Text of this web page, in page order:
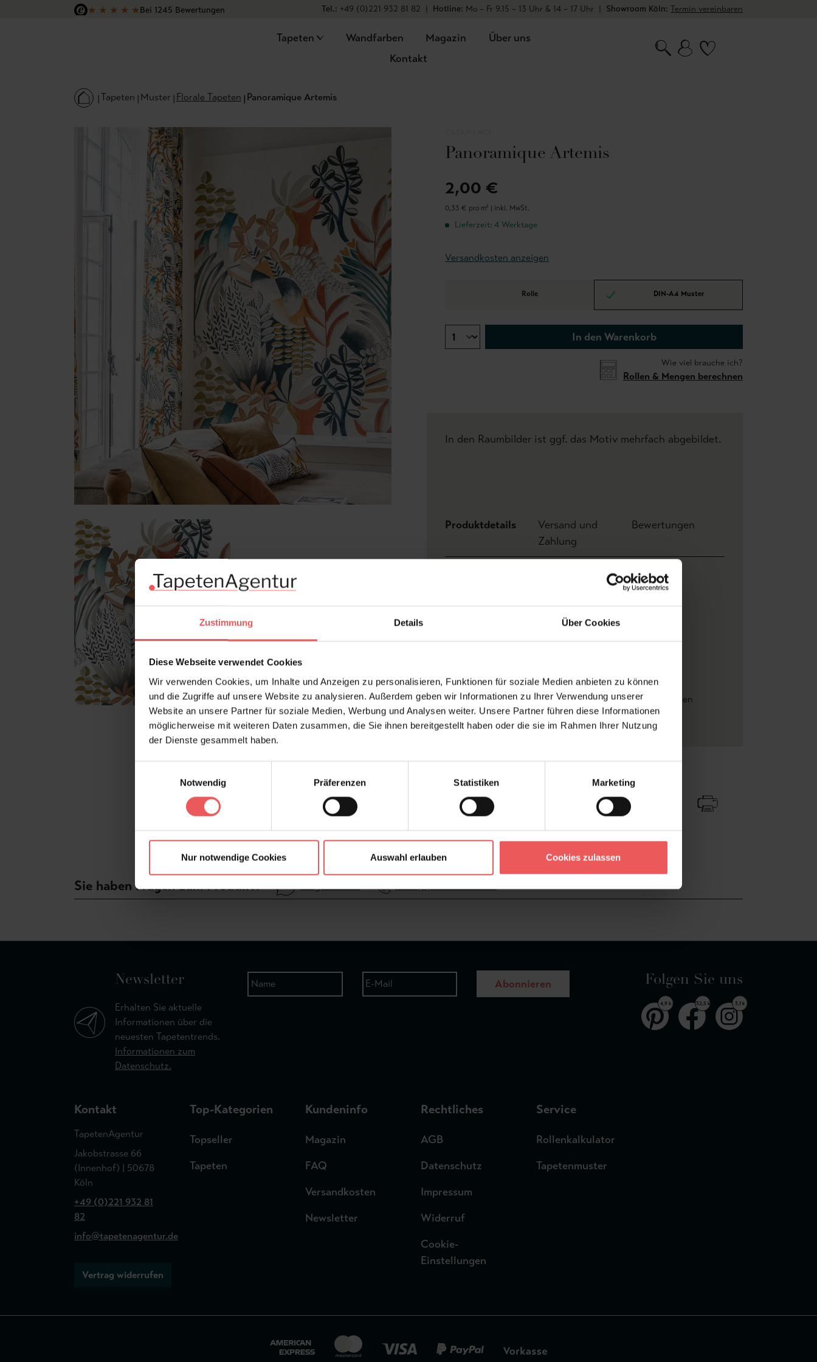
Zustimmung Details Über Cookies
Diese Webseite verwendet Cookies
Wir verwenden Cookies, um Inhalte und Anzeigen zu personalisieren, Funktionen für soziale Medien anbieten zu können
und die Zugriffe auf unsere Website zu analysieren. Außerdem geben wir Informationen zu Ihrer Verwendung unserer
Website an unsere Partner für soziale Medien, Werbung und Analysen weiter. Unsere Partner führen diese Informationen
möglicherweise mit weiteren Daten zusammen, die Sie ihnen bereitgestellt haben oder die sie im Rahmen Ihrer Nutzung
der Dienste gesammelt haben.
Notwendig
Präferenzen Statistiken Marketing
Nur notwendige Cookies Auswahl erlauben Cookies zulassen
Hauptinhalt springen
Zur Suche springen
Zur Hauptnavigation springen
★ ★ ★ ★ ★Bei 1245 Bewertungen
Tel.: +49 (0)221 932 81 82 | Hotline: Mo – Fr 9.15 – 13 Uhr & 14 – 17 Uhr | Showroom Köln: Termin vereinbaren
Tapeten Wandfarben Magazin
Über uns
Kontakt
Tapeten Muster Florale Tapeten Panoramique Artemis
Panoramique Artemis
2,00 €
0,33 € pro m² | inkl. MwSt.
Lieferzeit: 4 Werktage
Versandkosten anzeigen
Rolle DIN-A4 Muster
In den Warenkorb
Wie viel brauche ich?
Rollen & Mengen berechnen
In den Raumbilder ist ggf. das Motiv mehrfach abgebildet.
Produktdetails
Versand und
Zahlung
Bewertungen
Breite: 2,04 m x Höhe 3,00 m
Blumen, Blätter, Bäume
Farbton:
Multicolor
Oberfläche:
Vinyl-Tapeten
Stil:
Fauna, Florale Muster, FotoTapeten
Trägermaterial:
Vliestapeten
Zu Favoriten
Sie haben Fragen zum Produkt? Frage stellen +49 (0)221 932 81 82
Newsletter
Erhalten Sie aktuelle
Informationen über die
neuesten Tapetentrends.
Informationen zum
Datenschutz.
Abonnieren Folgen Sie uns
4,9 k 32,5 k 3,1 k
Kontakt
TapetenAgentur
Jakobstrasse 66
(Innenhof) | 50678
Köln
+49 (0)221 932 81
82
info@tapetenagentur.de
Vertrag widerrufen
Top-Kategorien
Topseller
Tapeten
Kundeninfo
Magazin
FAQ
Versandkosten
Newsletter
Rechtliches
AGB
Datenschutz
Impressum
Widerruf
Cookie-
Einstellungen
Service
Rollenkalkulator
Tapetenmuster